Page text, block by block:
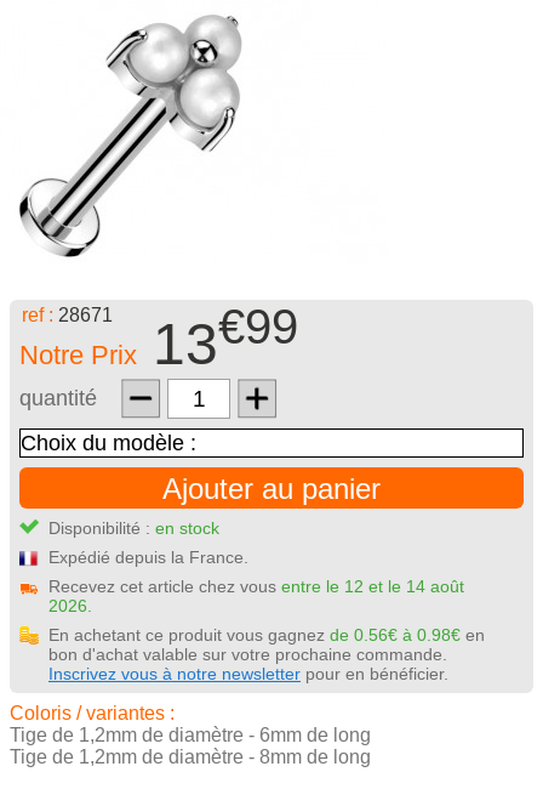
ref : 28671
Notre Prix 13€99
quantité
Ajouter au panier
Disponibilité : en stock
Expédié depuis la France.
Recevez cet article chez vous entre le 12 et le 14 août
2026.
En achetant ce produit vous gagnez de 0.56€ à 0.98€ en
bon d'achat valable sur votre prochaine commande.
Inscrivez vous à notre newsletter pour en bénéficier.
Coloris / variantes :
Tige de 1,2mm de diamètre - 6mm de long
Tige de 1,2mm de diamètre - 8mm de long